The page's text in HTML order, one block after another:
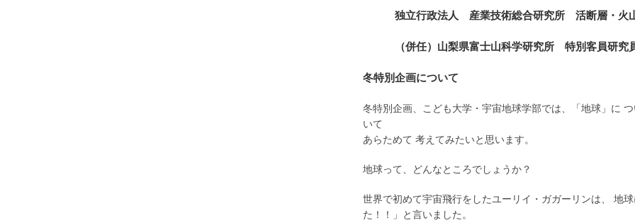
独立行政法人 産業技術総合研究所 活断層・火山
（併任）山梨県富士山科学研究所 特別客員研究
冬特別企画について
冬特別企画、こども大学・宇宙地球学部では、「地球」に
いて
あらためて 考えてみたいと思います。
地球って、どんなところでしょうか？
世界で初めて宇宙飛行をしたユーリイ・ガガーリンは、 地
た！！」と言いました。